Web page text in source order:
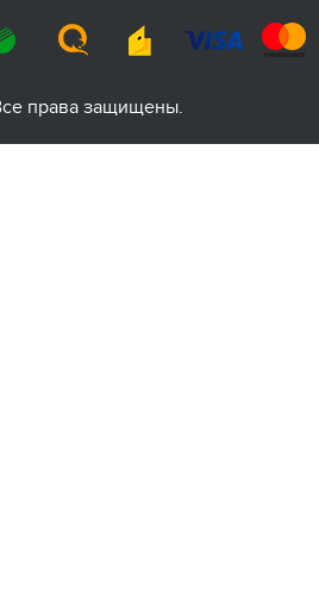
права защищены.